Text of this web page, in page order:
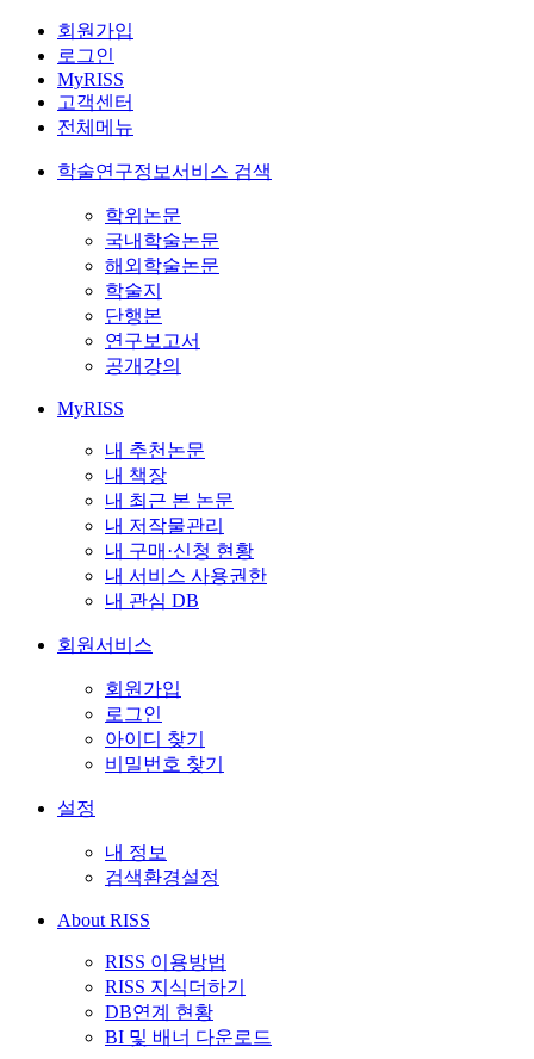
회원가입
로그인
MyRISS
고객센터
전체메뉴
학술연구정보서비스 검색
학위논문
국내학술논문
해외학술논문
학술지
단행본
연구보고서
공개강의
MyRISS
내 추천논문
내 책장
내 최근 본 논문
내 저작물관리
내 구매·신청 현황
내 서비스 사용권한
내 관심 DB
회원서비스
회원가입
로그인
아이디 찾기
비밀번호 찾기
설정
내 정보
검색환경설정
About RISS
RISS 이용방법
RISS 지식더하기
DB연계 현황
BI 및 배너 다운로드